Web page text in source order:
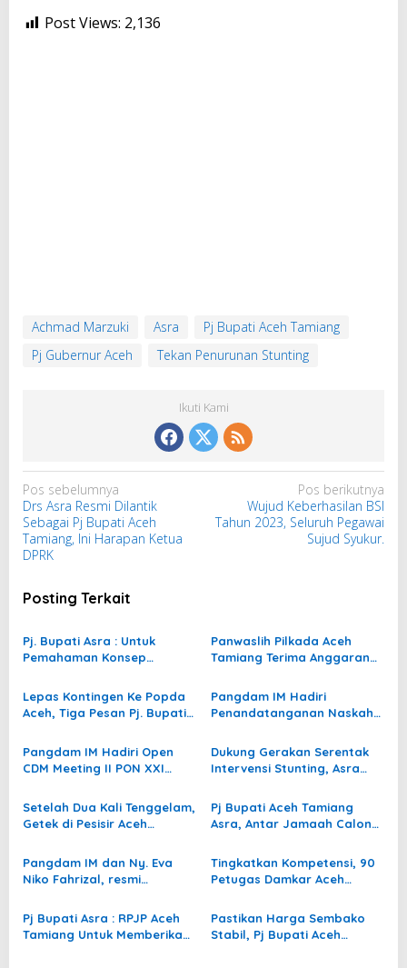
Post Views: 2,136
Achmad Marzuki Asra
Pj Bupati Aceh Tamiang
Pj Gubernur Aceh
Tekan Penurunan Stunting
Ikuti Kami
N
a
v
i
a
s
i
o
s
Pos sebelumnya
Drs Asra Resmi Dilantik
Sebagai Pj Bupati Aceh
Tamiang, Ini Harapan Ketua
DPRK
Pos berikutnya
Wujud Keberhasilan BSI
Tahun 2023, Seluruh Pegawai
Sujud Syukur.
Posting Terkait
Pj. Bupati Asra : Untuk
Pemahaman Konsep
Wali Murid Harus
Berkolaborasi Mendidik
Panwaslih Pilkada Aceh
Tamiang Terima Anggaran
Lepas Kontingen Ke Popda
Aceh, Tiga Pesan Pj. Bupati
Pangdam IM Hadiri
Penandatanganan Naskah
(NPHA)
Pangdam IM Hadiri Open
CDM Meeting II PON XXI
Dukung Gerakan Serentak
Intervensi Stunting, Asra
Setelah Dua Kali Tenggelam,
Getek di Pesisir Aceh
Beroperasi
Pj Bupati Aceh Tamiang
Asra, Antar Jamaah Calon
Pesawat
Pangdam IM dan Ny. Eva
Niko Fahrizal, resmi
dan Bunda Asuh Duta Anak
Stunting oleh BKKBN
Provinsi Aceh
Tingkatkan Kompetensi, 90
Petugas Damkar Aceh
Kualifikasi
Pj Bupati Asra : RPJP Aceh
Tamiang Untuk Memberikan
Pastikan Harga Sembako
Stabil, Pj Bupati Aceh